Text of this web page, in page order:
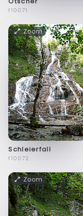
f10071
Zoom
Schleierfall
f10072
Zoom